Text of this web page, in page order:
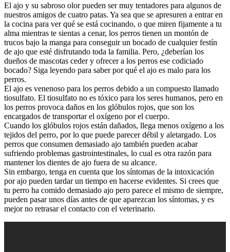
El ajo y su sabroso olor pueden ser muy tentadores para algunos de
nuestros amigos de cuatro patas. Ya sea que se apresuren a entrar en
la cocina para ver qué se está cocinando, o que miren fijamente a tu
alma mientras te sientas a cenar, los perros tienen un montón de
trucos bajo la manga para conseguir un bocado de cualquier festín
de ajo que esté disfrutando toda la familia. Pero, ¿deberían los
dueños de mascotas ceder y ofrecer a los perros ese codiciado
bocado? Siga leyendo para saber por qué el ajo es malo para los
perros.
El ajo es venenoso para los perros debido a un compuesto llamado
tiosulfato. El tiosulfato no es tóxico para los seres humanos, pero en
los perros provoca daños en los glóbulos rojos, que son los
encargados de transportar el oxígeno por el cuerpo.
Cuando los glóbulos rojos están dañados, llega menos oxígeno a los
tejidos del perro, por lo que puede parecer débil y aletargado. Los
perros que consumen demasiado ajo también pueden acabar
sufriendo problemas gastrointestinales, lo cual es otra razón para
mantener los dientes de ajo fuera de su alcance.
Sin embargo, tenga en cuenta que los síntomas de la intoxicación
por ajo pueden tardar un tiempo en hacerse evidentes. Si crees que
tu perro ha comido demasiado ajo pero parece el mismo de siempre,
pueden pasar unos días antes de que aparezcan los síntomas, y es
mejor no retrasar el contacto con el veterinario.